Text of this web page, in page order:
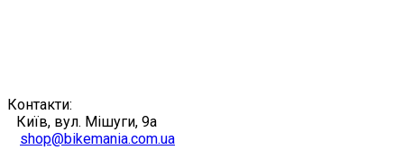
Контакти:
Київ, вул. Мішуги, 9а
shop@bikemania.com.ua